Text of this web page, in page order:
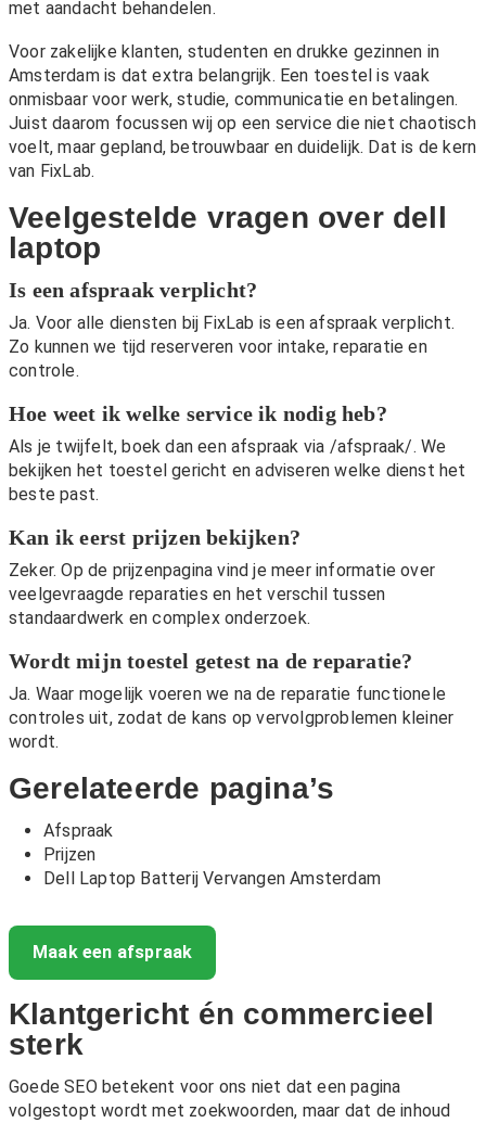
met aandacht behandelen.
Voor zakelijke klanten, studenten en drukke gezinnen in
Amsterdam is dat extra belangrijk. Een toestel is vaak
onmisbaar voor werk, studie, communicatie en betalingen.
Juist daarom focussen wij op een service die niet chaotisch
voelt, maar gepland, betrouwbaar en duidelijk. Dat is de kern
van FixLab.
Veelgestelde vragen over dell
laptop
Is een afspraak verplicht?
Ja. Voor alle diensten bij FixLab is een afspraak verplicht.
Zo kunnen we tijd reserveren voor intake, reparatie en
controle.
Hoe weet ik welke service ik nodig heb?
Als je twijfelt, boek dan een afspraak via /afspraak/. We
bekijken het toestel gericht en adviseren welke dienst het
beste past.
Kan ik eerst prijzen bekijken?
Zeker. Op de prijzenpagina vind je meer informatie over
veelgevraagde reparaties en het verschil tussen
standaardwerk en complex onderzoek.
Wordt mijn toestel getest na de reparatie?
Ja. Waar mogelijk voeren we na de reparatie functionele
controles uit, zodat de kans op vervolgproblemen kleiner
wordt.
Gerelateerde pagina’s
Afspraak
Prijzen
Dell Laptop Batterij Vervangen Amsterdam
Maak een afspraak
Klantgericht én commercieel
sterk
Goede SEO betekent voor ons niet dat een pagina
volgestopt wordt met zoekwoorden, maar dat de inhoud